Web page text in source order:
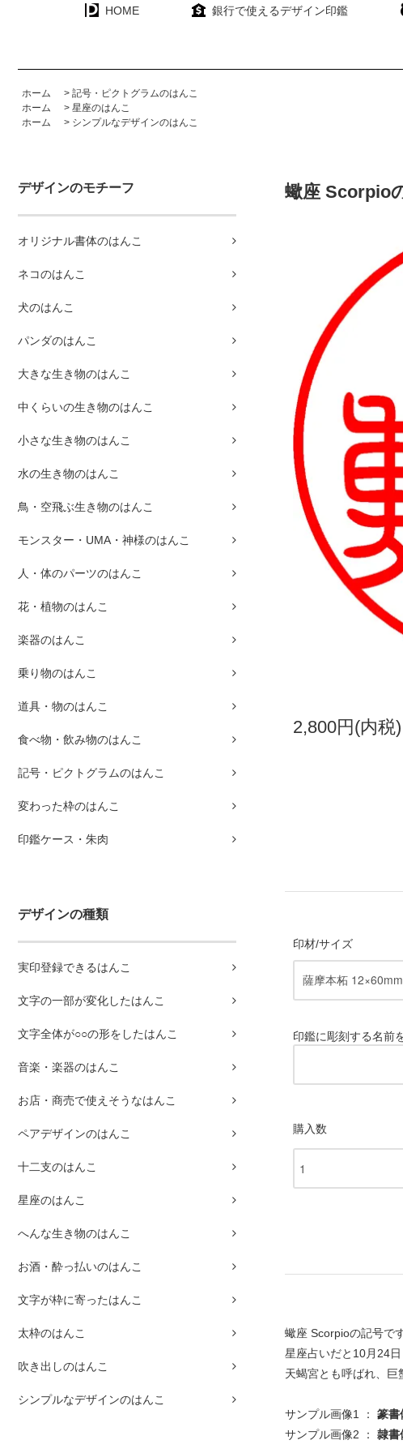
HOME 銀行で使えるデザイン印鑑
ホーム > 記号・ピクトグラムのはんこ
ホーム
> 星座のはんこ
ホーム
> シンプルなデザインのはんこ
デザインのモチーフ
オリジナル書体のはんこ
ネコのはんこ
犬のはんこ
パンダのはんこ
大きな生き物のはんこ
中くらいの生き物のはんこ
小さな生き物のはんこ
水の生き物のはんこ
鳥・空飛ぶ生き物のはんこ
モンスター・UMA・神様のはんこ
人・体のパーツのはんこ
花・植物のはんこ
楽器のはんこ
乗り物のはんこ
道具・物のはんこ
食べ物・飲み物のはんこ
記号・ピクトグラムのはんこ
変わった枠のはんこ
印鑑ケース・朱肉
デザインの種類
実印登録できるはんこ
文字の一部が変化したはんこ
文字全体が○○の形をしたはんこ
音楽・楽器のはんこ
お店・商売で使えそうなはんこ
ペアデザインのはんこ
十二支のはんこ
星座のはんこ
へんな生き物のはんこ
お酒・酔っ払いのはんこ
文字が枠に寄ったはんこ
太枠のはんこ
吹き出しのはんこ
シンプルなデザインのはんこ
蠍座 Scorpio
2,800円(内税)
印材/サイズ
印鑑に彫刻する名前
購入数
蠍座 Scorpioの記号です
星座占いだと10月24
天蝎宮とも呼ばれ、巨
サンプル画像1 ： 篆
サンプル画像2 ： 隷